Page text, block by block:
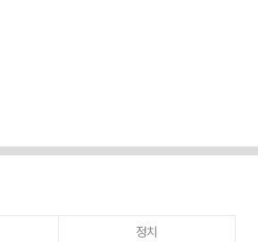
정치